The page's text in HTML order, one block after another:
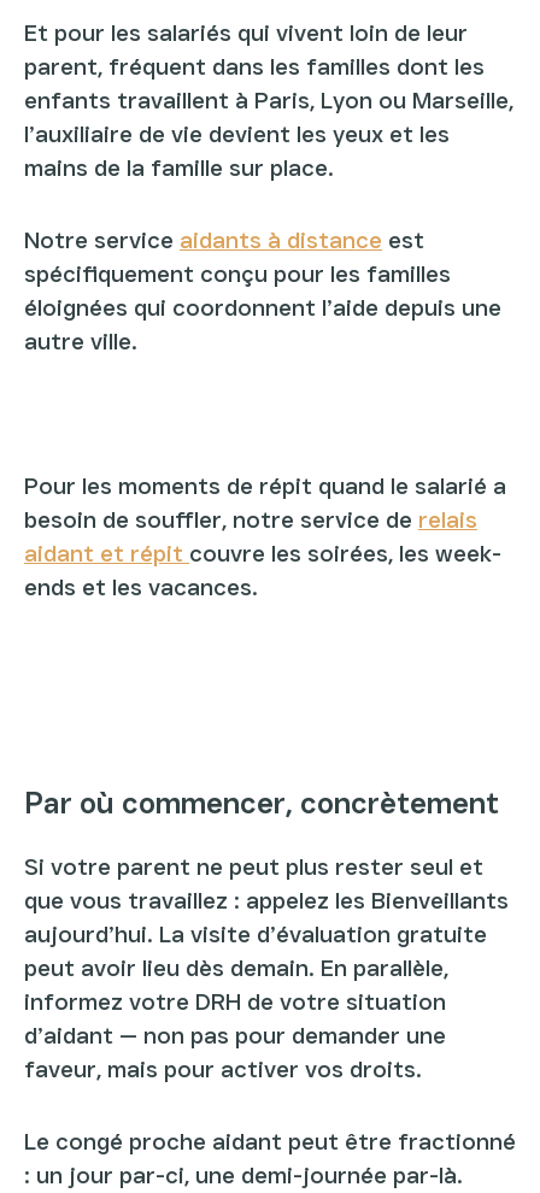
Et pour les salariés qui vivent loin de leur
parent, fréquent dans les familles dont les
enfants travaillent à Paris, Lyon ou Marseille,
l’auxiliaire de vie devient les yeux et les
mains de la famille sur place.
Notre service aidants à distance est
spécifiquement conçu pour les familles
éloignées qui coordonnent l’aide depuis une
autre ville.
Pour les moments de répit quand le salarié a
besoin de souffler, notre service de relais
aidant et répit couvre les soirées, les week-
ends et les vacances.
Par où commencer, concrètement
Si votre parent ne peut plus rester seul et
que vous travaillez : appelez les Bienveillants
aujourd’hui. La visite d’évaluation gratuite
peut avoir lieu dès demain. En parallèle,
informez votre DRH de votre situation
d’aidant — non pas pour demander une
faveur, mais pour activer vos droits.
Le congé proche aidant peut être fractionné
: un jour par-ci, une demi-journée par-là.